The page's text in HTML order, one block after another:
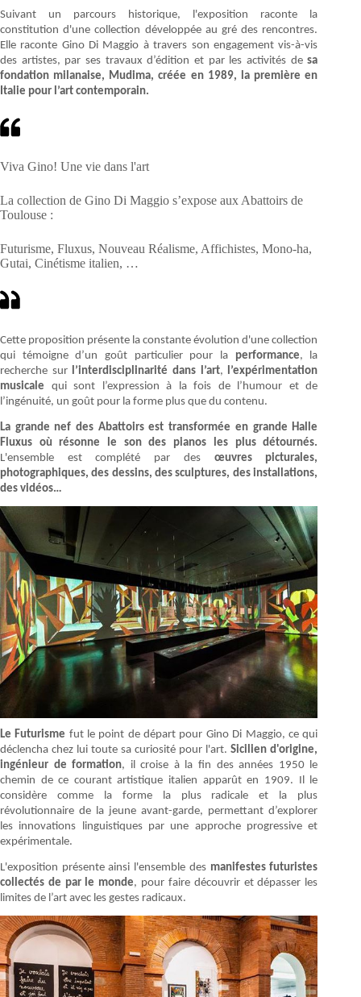
Suivant un parcours historique, l'exposition raconte la
constitution d'une collection développée au gré des rencontres.
Elle raconte Gino Di Maggio à travers son engagement vis-à-vis
des artistes, par ses travaux d’édition et par les activités desa
fondation milanaise, Mudima, créée en 1989, la première en
Italie pour l’art contemporain.
Viva Gino! Une vie dans l'art
La collection de Gino Di Maggio s’expose aux Abattoirs de
Toulouse :
Futurisme, Fluxus, Nouveau Réalisme, Affichistes, Mono-ha,
Gutai, Cinétisme italien, …
Cette proposition présente la constante évolu­tion d'une collection
qui témoigne d’un goût particulier pour la performance, la
recherche sur
l’interdisciplinarité dans l’art,
l’expérimentation
musicale qui sont l’expression à la fois de l’humour et de
l’ingénuité, un goût pour la forme plus que du contenu.
La grande nef des Abattoirs est transformée en grande Halle
Fluxus où résonne le son des pianos les plus détournés.
L'ensemble est complété par des œuvres picturales,
photographiques, des dessins, des sculptures, des installations,
des vidéos…
Le Futurisme fut le point de départ pour Gino Di Maggio, ce qui
déclencha chez lui toute sa curiosité pour l'art.Sicilien d'origine,
ingénieur de formation, il croise à la fin des années 1950 le
chemin de ce courant artistique italien apparût en 1909. Il le
considère comme la forme la plus radicale et la plus
révolutionnaire de la jeune avant-garde, permettant d’explorer
les innovations linguistiques par une approche progressive et
expérimentale.
L'exposition présente ainsi l'ensemble des manifestes futuristes
collectés de par le monde, pour faire découvrir et dépasser les
limites de l’art avec les gestes radicaux.